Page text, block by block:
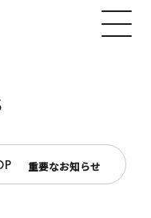
重要なお知らせ